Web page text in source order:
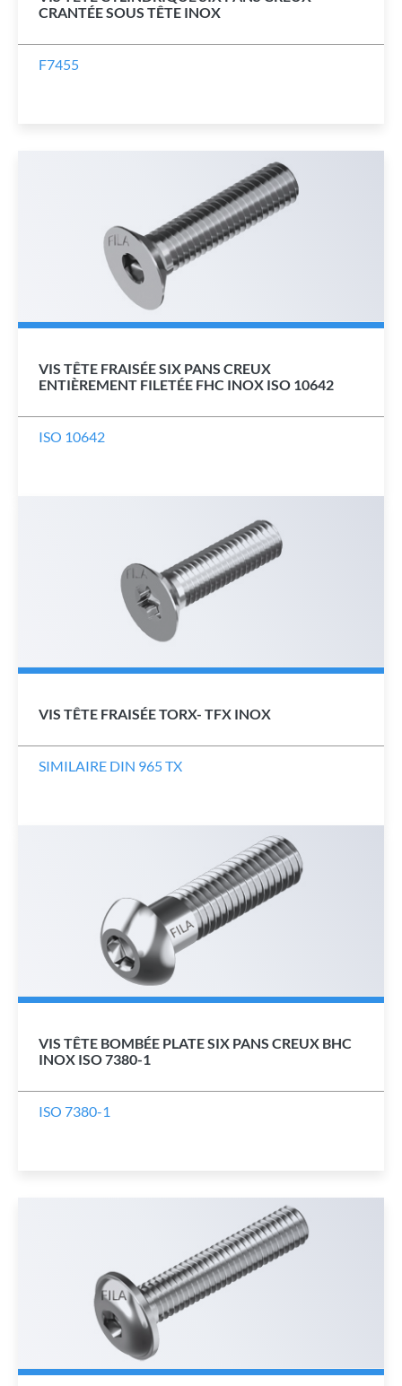
CRANTÉE SOUS TÊTE INOX
F7455
VIS TÊTE FRAISÉE SIX PANS CREUX
ENTIÈREMENT FILETÉE FHC INOX ISO 10642
ISO 10642
VIS TÊTE FRAISÉE TORX- TFX INOX
SIMILAIRE DIN 965 TX
VIS TÊTE BOMBÉE PLATE SIX PANS CREUX BHC
INOX ISO 7380-1
ISO 7380-1